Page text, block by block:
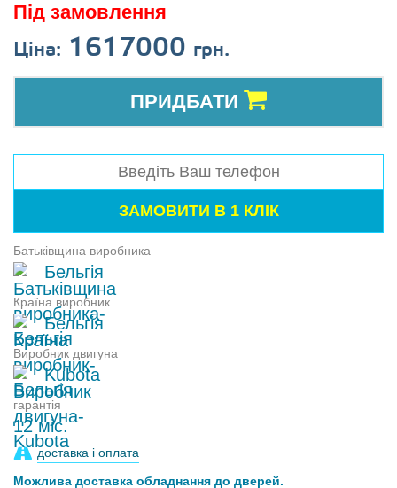
Під замовлення
Ціна: 1617000 грн.
ПРИДБАТИ
Батьківщина виробника
Бельгія
Країна виробник
Бельгія
Виробник двигуна
Kubota
гарантія
12 міс.
доставка і оплата
Можлива доставка обладнання до дверей.